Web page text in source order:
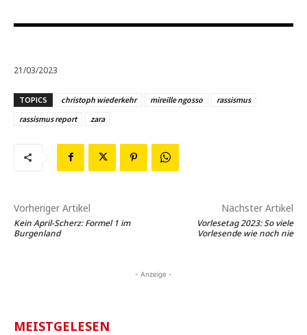
21/03/2023
TOPICS christoph wiederkehr mireille ngosso
rassismus
rassismus report
zara
Vorheriger Artikel
Kein April-Scherz: Formel 1 im
Burgenland
Nächster Artikel
Vorlesetag 2023: So viele
Vorlesende wie noch nie
- Anzeige -
MEISTGELESEN